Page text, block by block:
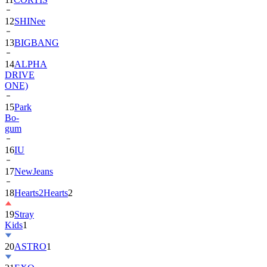
13BIGBANG
14ALPHA
DRIVE
ONE)
15Park
Bo-
gum
16IU
17NewJeans
18Hearts2Hearts
19Stray
Kids
20ASTRO
21EXO